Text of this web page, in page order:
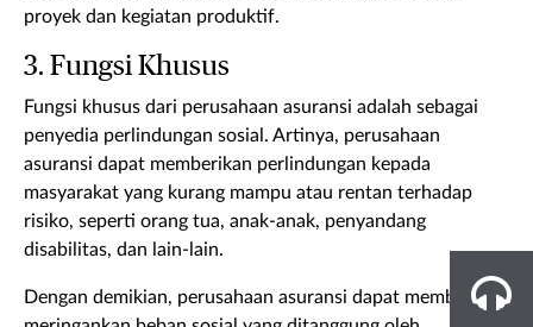
proyek dan kegiatan produktif.
3. Fungsi Khusus
Fungsi khusus dari perusahaan asuransi adalah sebagai
penyedia perlindungan sosial. Artinya, perusahaan
asuransi dapat memberikan perlindungan kepada
masyarakat yang kurang mampu atau rentan terhadap
risiko, seperti orang tua, anak-anak, penyandang
disabilitas, dan lain-lain.
Dengan demikian, perusahaan asuransi dapat membantu